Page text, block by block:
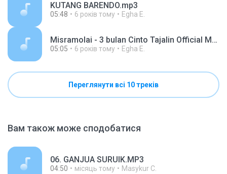
KUTANG BARENDO.mp3
05:48 6 років тому Egha E.
Misramolai - 3 bulan Cinto Tajalin Official Music Video.mp3
05:05 6 років тому Egha E.
Переглянути всі 10 треків
Вам також може сподобатися
06. GANJUA SURUIK.MP3
04:50 місяць тому Masykur C.